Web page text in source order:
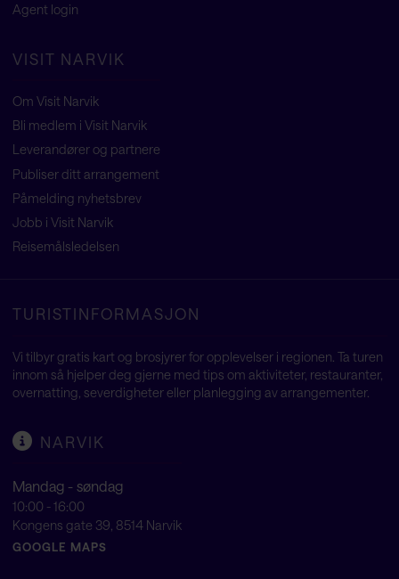
Agent login
VISIT NARVIK
Om Visit Narvik
Bli medlem i Visit Narvik
Leverandører og partnere
Publiser ditt arrangement
Påmelding nyhetsbrev
Jobb i Visit Narvik
Reisemålsledelsen
TURISTINFORMASJON
Vi tilbyr gratis kart og brosjyrer for opplevelser i regionen. Ta turen
innom så hjelper deg gjerne med tips om aktiviteter, restauranter,
overnatting, severdigheter eller planlegging av arrangementer.
NARVIK
Mandag - søndag
10:00 - 16:00
Kongens gate 39, 8514 Narvik
GOOGLE MAPS